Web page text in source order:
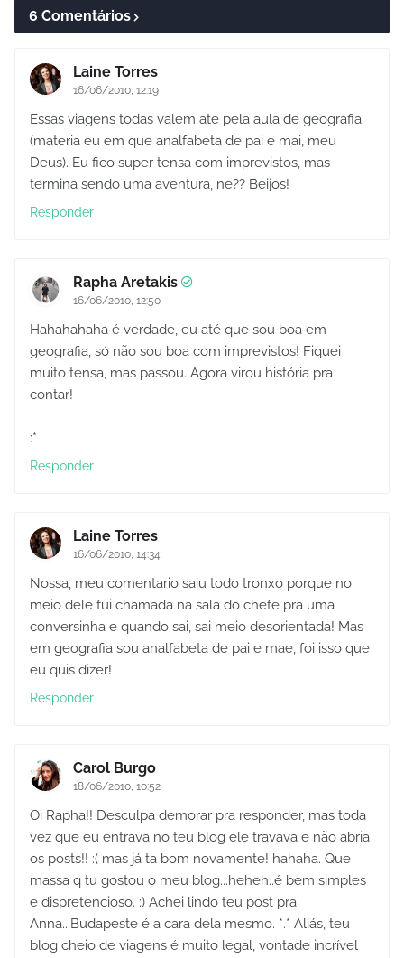
6 Comentários
Laine Torres
16/06/2010, 12:19
Essas viagens todas valem ate pela aula de geografia
(materia eu em que analfabeta de pai e mai, meu
Deus). Eu fico super tensa com imprevistos, mas
termina sendo uma aventura, ne?? Beijos!
Responder
Rapha Aretakis
16/06/2010, 12:50
Hahahahaha é verdade, eu até que sou boa em
geografia, só não sou boa com imprevistos! Fiquei
muito tensa, mas passou. Agora virou história pra
contar!
:*
Responder
Laine Torres
16/06/2010, 14:34
Nossa, meu comentario saiu todo tronxo porque no
meio dele fui chamada na sala do chefe pra uma
conversinha e quando sai, sai meio desorientada! Mas
em geografia sou analfabeta de pai e mae, foi isso que
eu quis dizer!
Responder
Carol Burgo
18/06/2010, 10:52
Oi Rapha!! Desculpa demorar pra responder, mas toda
vez que eu entrava no teu blog ele travava e não abria
os posts!! :( mas já ta bom novamente! hahaha. Que
massa q tu gostou o meu blog...heheh..é bem simples
e dispretencioso. :) Achei lindo teu post pra
Anna...Budapeste é a cara dela mesmo. *.* Aliás, teu
blog cheio de viagens é muito legal, vontade incrível